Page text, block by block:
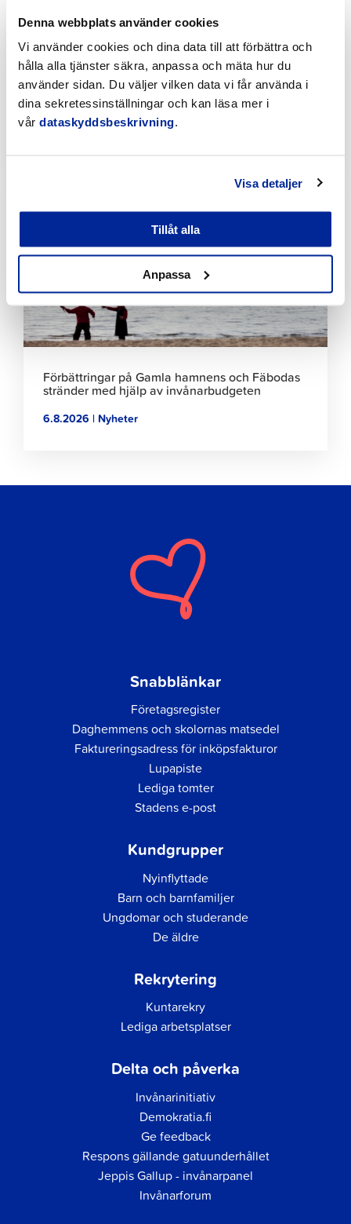
Denna webbplats använder cookies
Vi använder cookies och dina data till att förbättra och
hålla alla tjänster säkra, anpassa och mäta hur du
använder sidan. Du väljer vilken data vi får använda i
dina sekretessinställningar och kan läsa mer i
vår dataskyddsbeskrivning.
Visa detaljer
Tillåt alla
Anpassa
Tillfälliga trafikarrangemang vid Sikören samt i
korsningen mellan Stationsvägen och
Jakobsgatan
artikeln
Förbättringar på Gamla hamnens och Fäbodas
stränder med hjälp av invånarbudgeten
6.8.2026 | Nyheter
Snabblänkar
Företagsregister
Daghemmens och skolornas matsedel
Faktureringsadress för inköpsfakturor
Lupapiste
Lediga tomter
Stadens e-post
Kundgrupper
Nyinflyttade
Barn och barnfamiljer
Ungdomar och studerande
De äldre
Rekrytering
Kuntarekry
Lediga arbetsplatser
Delta och påverka
Invånarinitiativ
Demokratia.fi
Ge feedback
Respons gällande gatuunderhållet
Jeppis Gallup - invånarpanel
Invånarforum